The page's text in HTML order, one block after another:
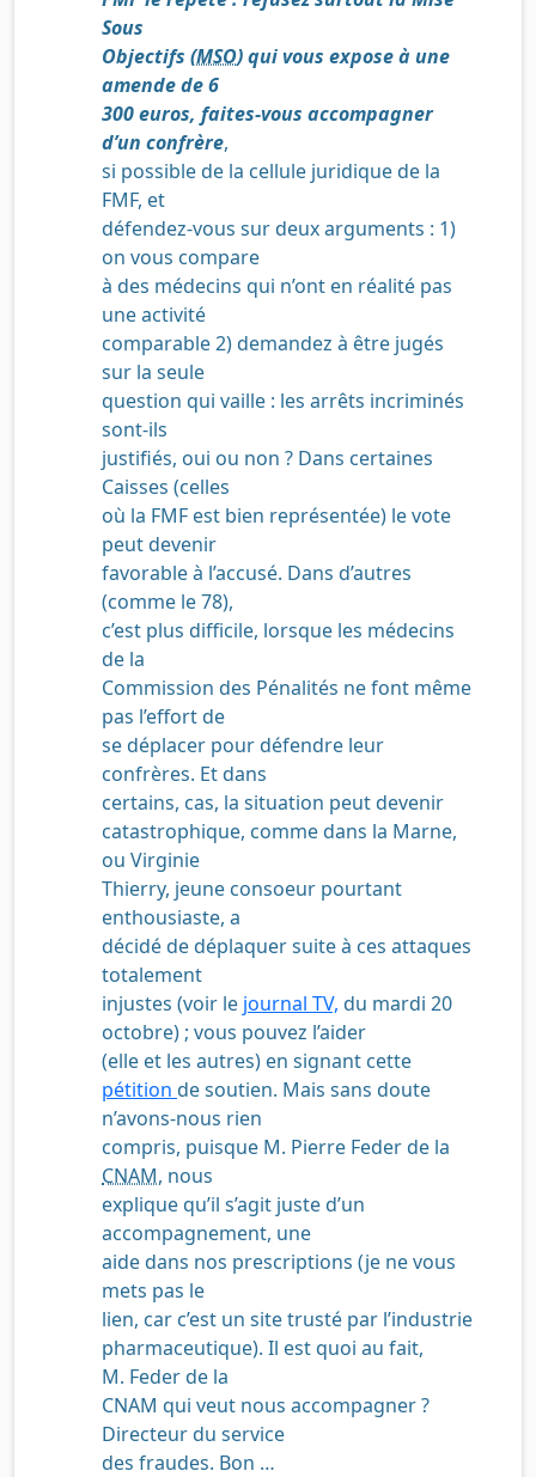
Sous
Objectifs (MSO) qui vous expose à une
amende de 6
300 euros, faites-vous accompagner
d’un confrère,
si possible de la cellule juridique de la
FMF, et
défendez-vous sur deux arguments : 1)
on vous compare
à des médecins qui n’ont en réalité pas
une activité
comparable 2) demandez à être jugés
sur la seule
question qui vaille : les arrêts incriminés
sont-ils
justifiés, oui ou non ? Dans certaines
Caisses (celles
où la FMF est bien représentée) le vote
peut devenir
favorable à l’accusé. Dans d’autres
(comme le 78),
c’est plus difficile, lorsque les médecins
de la
Commission des Pénalités ne font même
pas l’effort de
se déplacer pour défendre leur
confrères. Et dans
certains, cas, la situation peut devenir
catastrophique, comme dans la Marne,
ou Virginie
Thierry, jeune consoeur pourtant
enthousiaste, a
décidé de déplaquer suite à ces attaques
totalement
injustes (voir le journal TV, du mardi 20
octobre) ; vous pouvez l’aider
(elle et les autres) en signant cette
pétition de soutien. Mais sans doute
n’avons-nous rien
compris, puisque M. Pierre Feder de la
CNAM, nous
explique qu’il s’agit juste d’un
accompagnement, une
aide dans nos prescriptions (je ne vous
mets pas le
lien, car c’est un site trusté par l’industrie
pharmaceutique). Il est quoi au fait,
M. Feder de la
CNAM qui veut nous accompagner ?
Directeur du service
des fraudes. Bon …